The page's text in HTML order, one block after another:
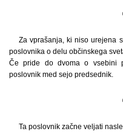
Za vprašanja, ki niso urejena
poslovnika o delu občinskega
Če pride do dvoma o vsebini
poslovnik med sejo predsednik.
Ta poslovnik začne veljati